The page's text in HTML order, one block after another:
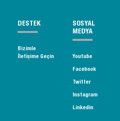
DESTEK
Bizimle
İletişime Geçin
SOSYAL
MEDYA
Youtube
Facebook
Twitter
Instagram
Linkedin